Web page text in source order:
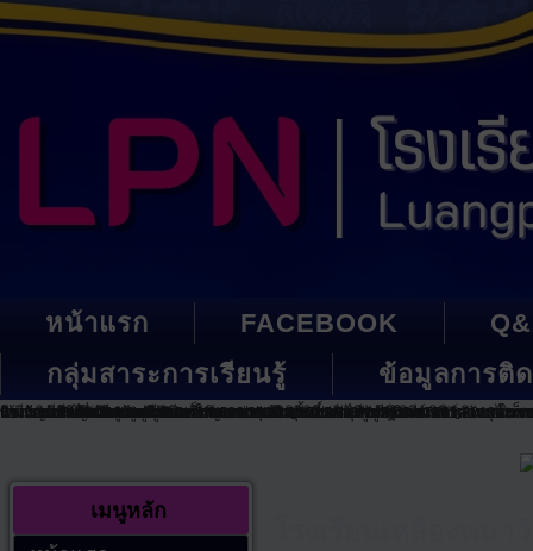
หน้าแรก FACEBOOK
กลุ่มสาระการเรียนรู้
ข้อมูลการติ
พระราชพิธีมหามงคลเฉลิมพระชนมพรรษา ๖ รอบ ๒๘ กรกฎาคม ๒๕๖๗
วันเฉลิมพระชนมพรรษา สมเด็จพระนางเจ้าสิริกิติ์ พระบรมราชินีนาถ พระบรมร
กิจกรรม TMS กิจกรรมบูรณาการของกลุ่มสาระภาษาไทย คณิตศาสตร์ วิทยาศาส
เข้ารับเกียรติบัตร เข้าร่วมการประกวดการนำเสนอผลการดำเนินงานจังหวัดและช
รางวัลเหรียญทองแดง กีฬาเยาวชนแห่งชาติ การแข่งขันวูซูประเภทประลองยุท
รางวัลรองชนะเลิศอันดับ 5 เหรียญทองแดง การแข่งขันขันกีฬาทางวิชาการ เอแ
กิจกรรมวันไหว้ครู ประจำปีการศึกษา 2562
รางวัลลำดับที่ 16 ของประเทศ ในการแข่งขันหุ่นยนต์ ส.ส.ท. ชิงแชมป์ประเทศไท
รางวัลชนะเลิศ THAILAND BUSINESS SUMULATION GAME CONTEST 2019
กิจกรรมต่อต้านยาเสพติด
เหรียญทองแดงกีฬาวูซูกีฬาเยาวชนแห่งชาติครั้งที่ 35 บุรีรัมย์เกมส์
เมนูหลัก